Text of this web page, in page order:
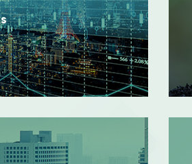
売却額目標変更に関するお知らせ
MORE